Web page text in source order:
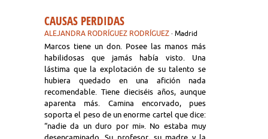
CAUSAS PERDIDAS
ALEJANDRA RODRÍGUEZ RODRÍGUEZ · Madrid
Marcos tiene un don. Posee las manos más
habilidosas que jamás había visto. Una
lástima que la explotación de su talento se
hubiera quedado en una afición nada
recomendable. Tiene dieciséis años, aunque
aparenta más. Camina encorvado, pues
soporta el peso de un enorme cartel que dice:
“nadie da un duro por mi». No estaba muy
desencaminado. Su profesor, su madre y la